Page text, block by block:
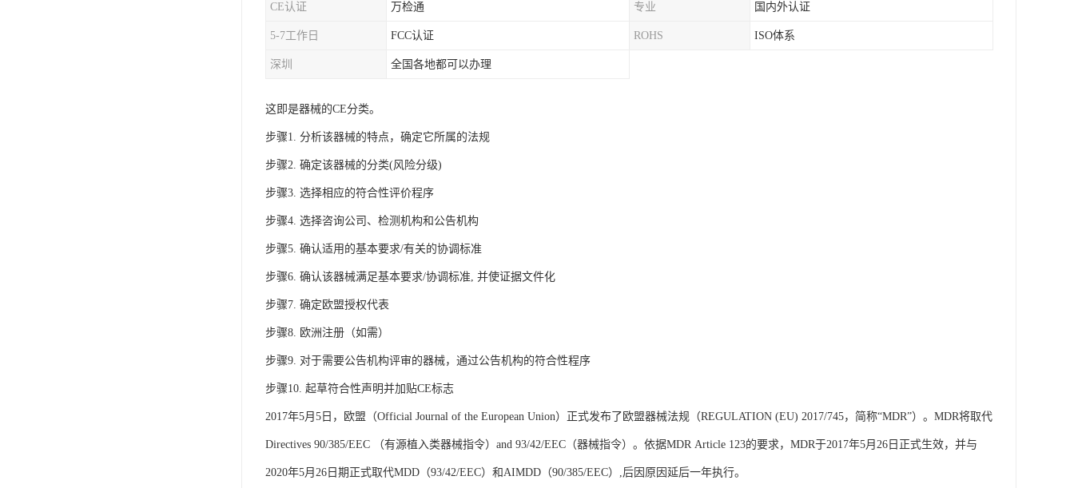
CE认证 万检通 专业 国内外认证
5-7工作日 FCC认证 ROHS ISO体系
深圳 全国各地都可以办理
这即是器械的CE分类。
步骤1. 分析该器械的特点，确定它所属的法规
步骤2. 确定该器械的分类(风险分级)
步骤3. 选择相应的符合性评价程序
步骤4. 选择咨询公司、检测机构和公告机构
步骤5. 确认适用的基本要求/有关的协调标准
步骤6. 确认该器械满足基本要求/协调标准, 并使证据文件化
步骤7. 确定欧盟授权代表
步骤8. 欧洲注册（如需）
步骤9. 对于需要公告机构评审的器械，通过公告机构的符合性程序
步骤10. 起草符合性声明并加贴CE标志
2017年5月5日，欧盟（Official Journal of the European Union）正式发布了欧盟器械法规（REGULATION (EU) 2017/745，简称“MDR”）。MDR将取代
Directives 90/385/EEC （有源植入类器械指令）and 93/42/EEC（器械指令）。依据MDR Article 123的要求，MDR于2017年5月26日正式生效，并与
2020年5月26日期正式取代MDD（93/42/EEC）和AIMDD（90/385/EEC）,后因原因延后一年执行。